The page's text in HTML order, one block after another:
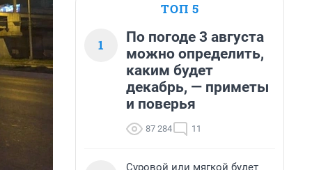
ТОП 5
1
По погоде 3 августа
можно определить,
каким будет
декабрь, — приметы
и поверья
87 284 11
Суровой или мягкой будет